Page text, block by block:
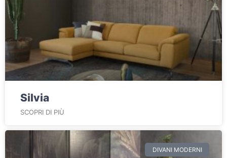
Silvia
SCOPRI DI PIÙ
DIVANI MODERNI